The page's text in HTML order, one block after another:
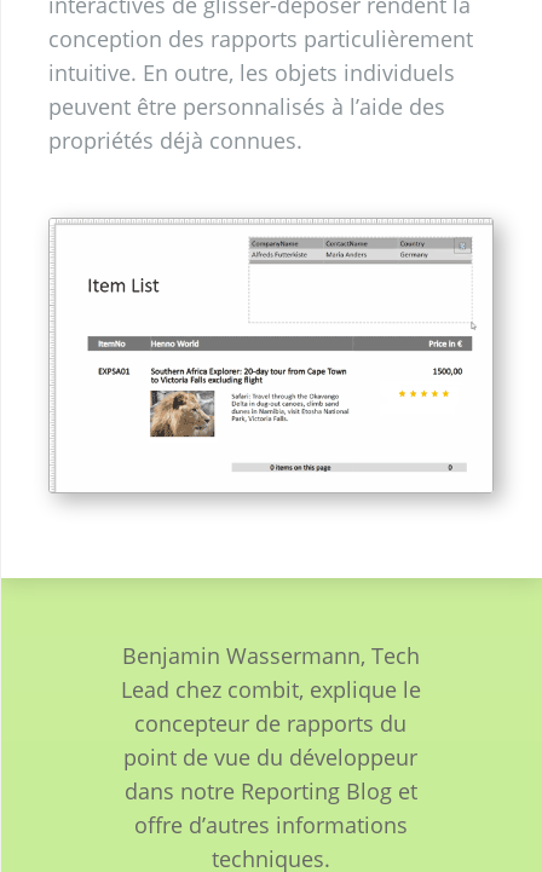
conception des rapports particulièrement
intuitive. En outre, les objets individuels
peuvent être personnalisés à l’aide des
propriétés déjà connues.
Benjamin Wassermann, Tech
Lead chez combit, explique le
concepteur de rapports du
point de vue du développeur
dans notre Reporting Blog et
offre d’autres informations
techniques.